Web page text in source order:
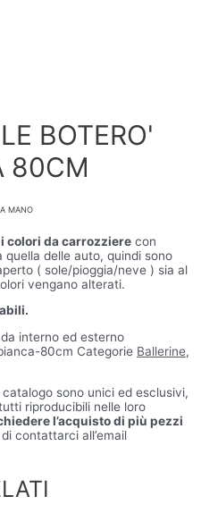
BOTERO'
80CM
A MANO
colori da carrozziere con
quella delle auto, quindi sono
( sole/pioggia/neve ) sia al
vengano alterati.
80cm Categorie Ballerine,
sono unici ed esclusivi,
riproducibili nelle loro
l’acquisto di più pezzi
contattarci all’email